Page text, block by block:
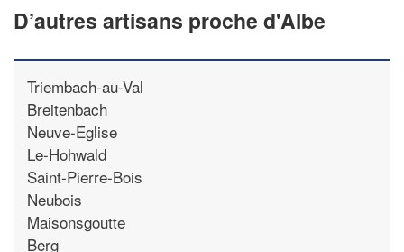
D’autres artisans proche d'Albe
Triembach-au-Val
Breitenbach
Neuve-Eglise
Le-Hohwald
Saint-Pierre-Bois
Neubois
Maisonsgoutte
Berg